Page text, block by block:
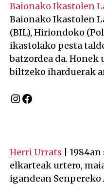
Baionako Ikastolen
Baionako Ikastolen
(BIL), Hiriondoko
ikastolako pesta
batzordea da.
biltzeko iharduerak
Instagram
Facebook
Herri Urrats |
elkarteak urtero,
igandean